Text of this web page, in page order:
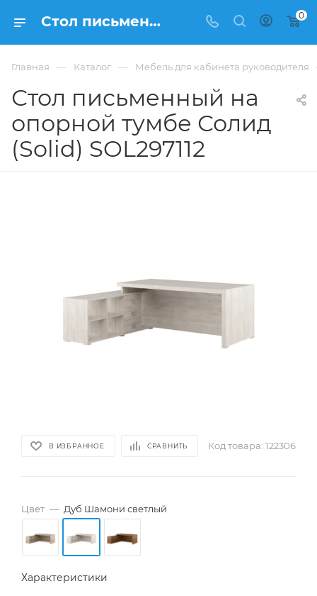
Стол письменный на опорной тумбе Солид (Solid) SOL297112 купить в Москве, цена 121 630 ₽. - интернет-магазин ФРАНКОМ 0
Главная — Каталог — Мебель для кабинета руководителя
Стол письменный на
опорной тумбе Солид
(Solid) SOL297112
В ИЗБРАННОЕ СРАВНИТЬ Код товара: 122306
Цвет — Дуб Шамони светлый
Характеристики